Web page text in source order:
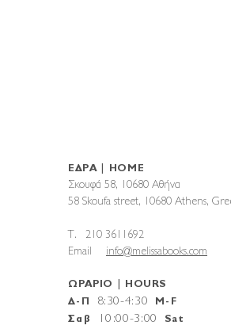
ΕΔΡΑ | HOME
Σκουφά 58, 10680 Αθήνα
58 Skoufa street, 10680 Athens,
T. 210 3611692
Email info@melissabooks.com
ΩΡΑΡΙΟ | HOURS
Δ-Π
8:30-4:30 M-F
Σαβ
10 :00-3:00 Sat